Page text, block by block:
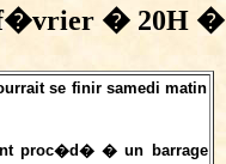
f�vrier � 20H �
se finir samedi matin
proc�d� � un barrage